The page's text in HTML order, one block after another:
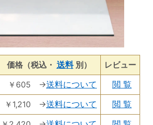
価格（税込・ 送料別）
レビュー
￥605 →送料について
閲 覧
￥1,210 →送料について
閲 覧